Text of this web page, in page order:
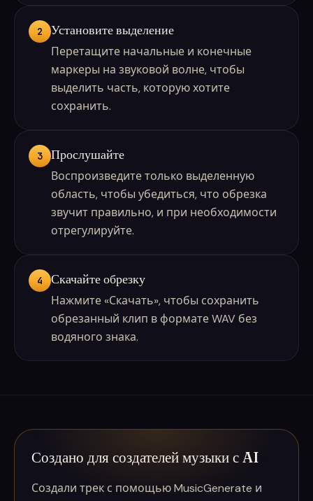
2 Установите выделение
Перетащите начальные и конечные
маркеры на звуковой волне, чтобы
выделить часть, которую хотите
сохранить.
3 Прослушайте
Воспроизведите только выделенную
область, чтобы убедиться, что обрезка
звучит правильно, и при необходимости
отрегулируйте.
4 Скачайте обрезку
Нажмите «Скачать», чтобы сохранить
обрезанный клип в формате WAV без
водяного знака.
Создано для создателей музыки с AI
Создали трек с помощью MusicGenerate и